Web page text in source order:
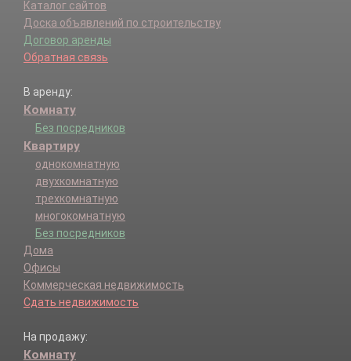
Каталог сайтов
Доска объявлений по строительству
Договор аренды
Обратная связь
В аренду:
Комнату
Без посредников
Квартиру
однокомнатную
двухкомнатную
трехкомнатную
многокомнатную
Без посредников
Дома
Офисы
Коммерческая недвижимость
Сдать недвижимость
На продажу:
Комнату